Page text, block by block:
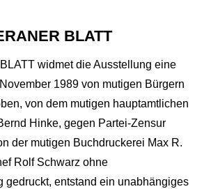
BLATT
widmet die Ausstellung eine
1989 von mutigen Bürgern
von dem mutigen hauptamtlichen
Hinke, gegen Partei-Zensur
der mutigen Buchdruckerei Max R.
Rolf Schwarz ohne
gedruckt, entstand ein unabhängiges